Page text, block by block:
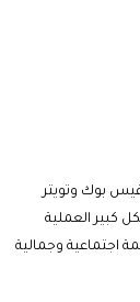
بوك وتويتر
كبير العملية
اجتماعية وجمالية